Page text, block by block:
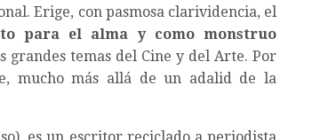
Erige, con pasmosa clarividencia, el
para el alma y como monstruo
grandes temas del Cine y del Arte. Por
mucho más allá de un adalid de la